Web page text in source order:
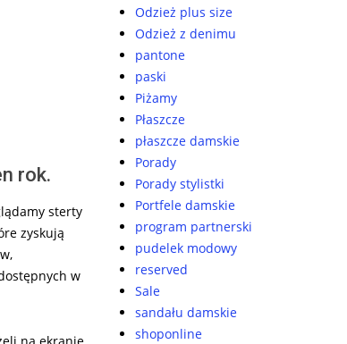
rok.
sterty
zyskują
w
Odzież plus size
Odzież z denimu
pantone
paski
Piżamy
Płaszcze
płaszcze damskie
Porady
Porady stylistki
Portfele damskie
program partnerski
pudelek modowy
reserved
Sale
sandału damskie
shoponline